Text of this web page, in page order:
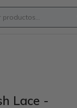
Lace -